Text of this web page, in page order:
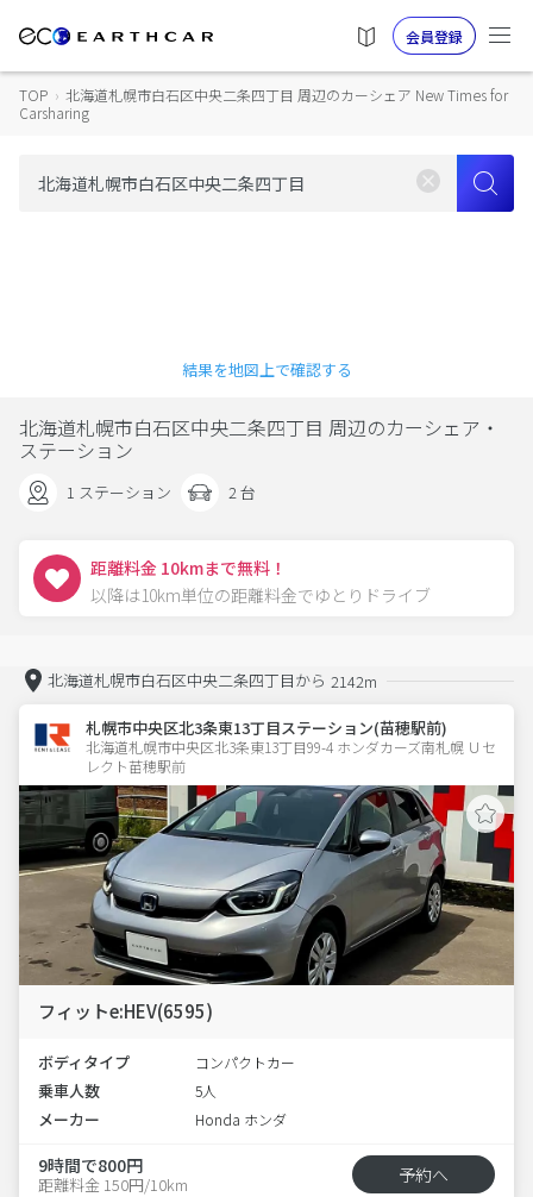
会員登録
TOP › 北海道札幌市白石区中央二条四丁目 周辺のカーシェア New Times for
Carsharing
結果を地図上で確認する
北海道札幌市白石区中央二条四丁目 周辺のカーシェア・
ステーション
1 ステーション 2 台
距離料金 10kmまで無料！
以降は10km単位の距離料金でゆとりドライブ
北海道札幌市白石区中央二条四丁目から 2142m
札幌市中央区北3条東13丁目ステーション(苗穂駅前)
北海道札幌市中央区北3条東13丁目99-4 ホンダカーズ南札幌 Ｕセ
レクト苗穂駅前
フィットe:HEV(6595)
ボディタイプ コンパクトカー
乗車人数 5人
メーカー Honda ホンダ
9時間で800円
距離料金 150円/10km 予約へ